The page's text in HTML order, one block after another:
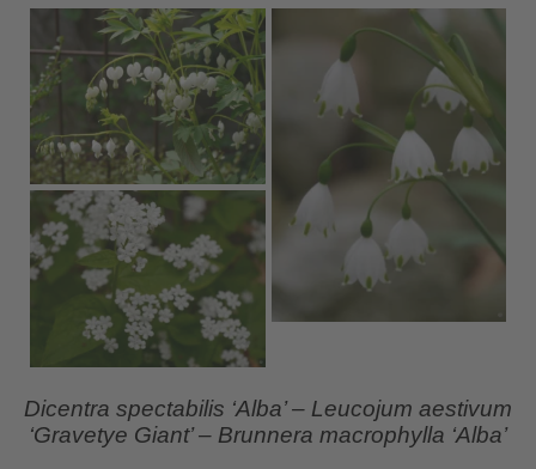
Dicentra spectabilis ‘Alba’ – Leucojum aestivum
‘Gravetye Giant’ – Brunnera macrophylla ‘Alba’